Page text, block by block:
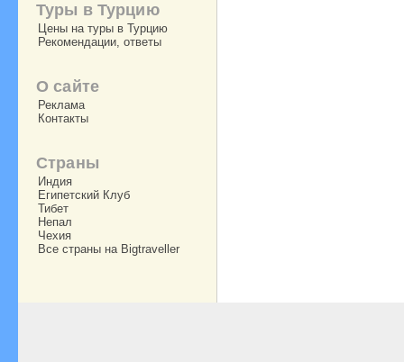
Туры в Турцию
Цены на туры в Турцию
Рекомендации, ответы
О сайте
Реклама
Контакты
Страны
Индия
Египетский Клуб
Тибет
Непал
Чехия
Все страны на Bigtraveller